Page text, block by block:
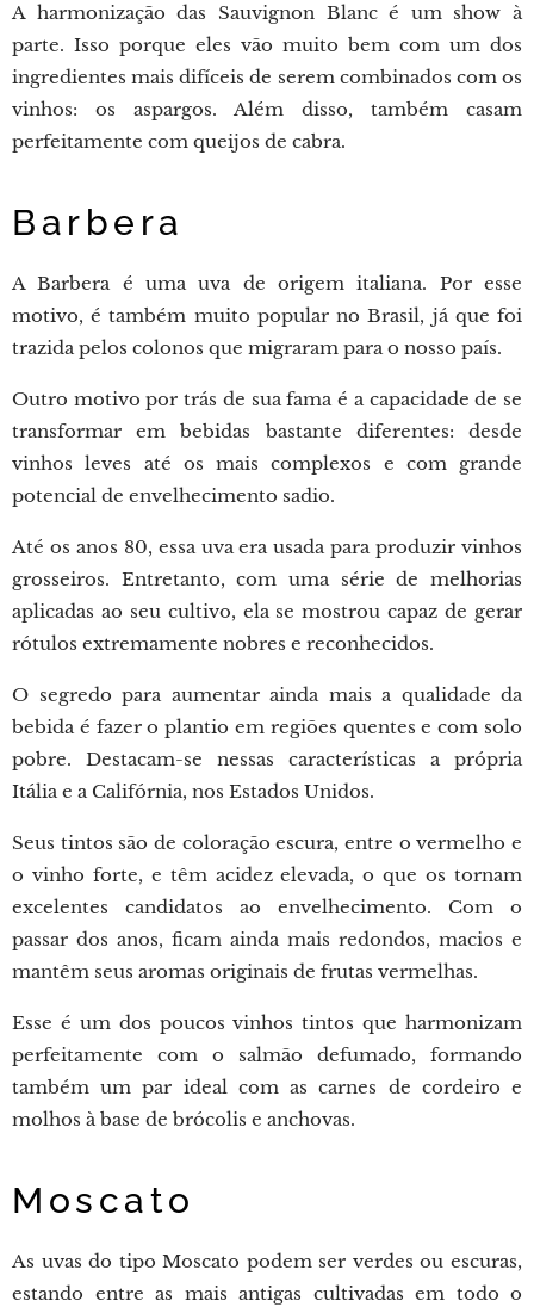
A harmonização das Sauvignon Blanc é um show à
parte. Isso porque eles vão muito bem com um dos
ingredientes mais difíceis de serem combinados com os
vinhos: os aspargos. Além disso, também casam
perfeitamente com queijos de cabra.
Barbera
A Barbera é uma uva de origem italiana. Por esse
motivo, é também muito popular no Brasil, já que foi
trazida pelos colonos que migraram para o nosso país.
Outro motivo por trás de sua fama é a capacidade de se
transformar em bebidas bastante diferentes: desde
vinhos leves até os mais complexos e com grande
potencial de envelhecimento sadio.
Até os anos 80, essa uva era usada para produzir vinhos
grosseiros. Entretanto, com uma série de melhorias
aplicadas ao seu cultivo, ela se mostrou capaz de gerar
rótulos extremamente nobres e reconhecidos.
O segredo para aumentar ainda mais a qualidade da
bebida é fazer o plantio em regiões quentes e com solo
pobre. Destacam-se nessas características a própria
Itália e a Califórnia, nos Estados Unidos.
Seus tintos são de coloração escura, entre o vermelho e
o vinho forte, e têm acidez elevada, o que os tornam
excelentes candidatos ao envelhecimento. Com o
passar dos anos, ficam ainda mais redondos, macios e
mantêm seus aromas originais de frutas vermelhas.
Esse é um dos poucos vinhos tintos que harmonizam
perfeitamente com o salmão defumado, formando
também um par ideal com as carnes de cordeiro e
molhos à base de brócolis e anchovas.
Moscato
As uvas do tipo Moscato podem ser verdes ou escuras,
estando entre as mais antigas cultivadas em todo o